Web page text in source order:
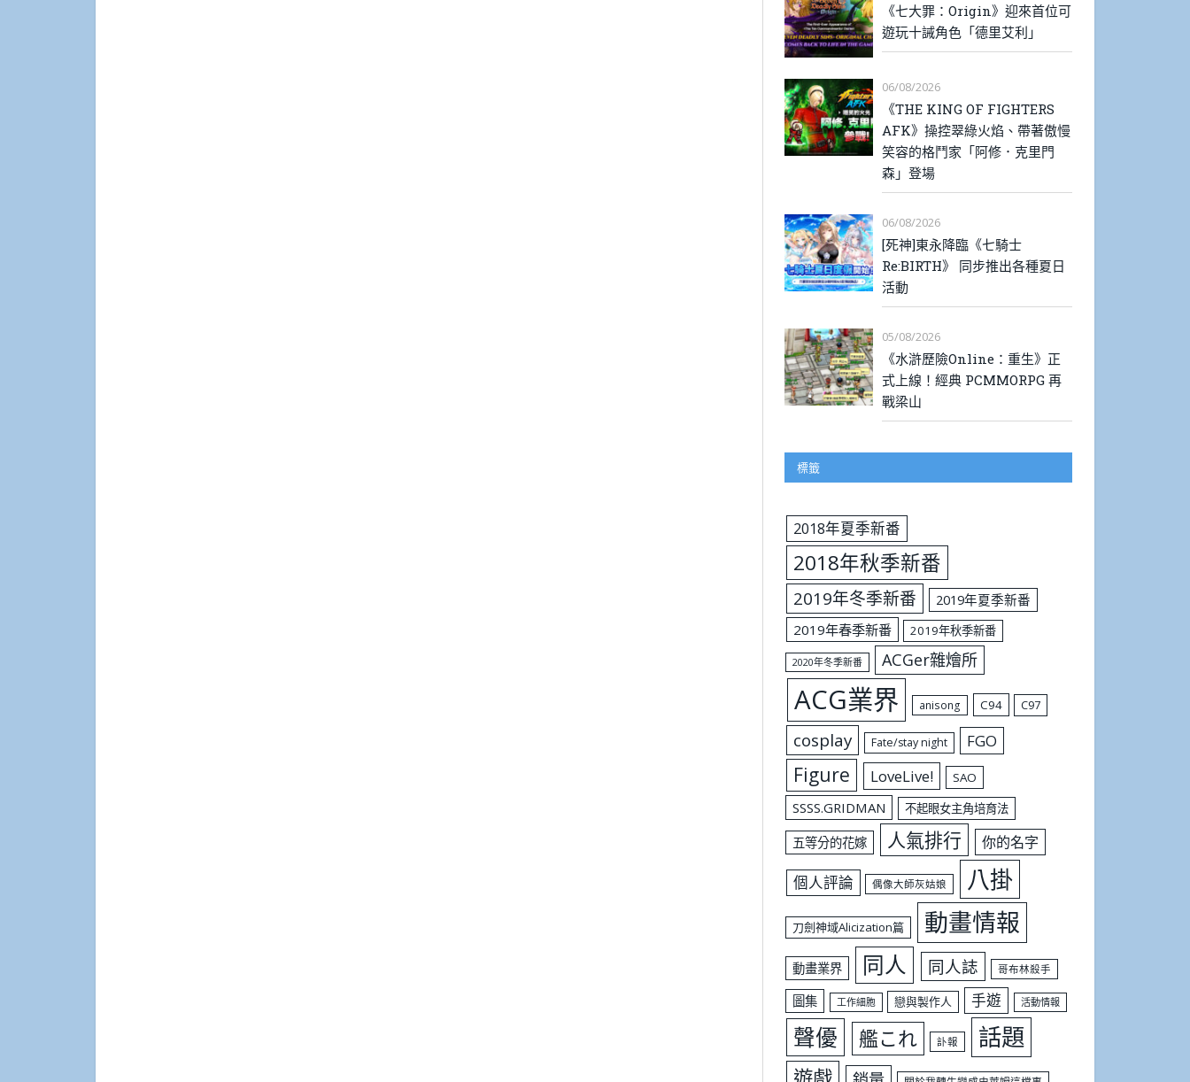
《七大罪：Origin》迎來首位可
遊玩十誡角色「德里艾利」
06/08/2026
《THE KING OF FIGHTERS
AFK》操控翠綠火焰、帶著傲慢
笑容的格鬥家「阿修．克里門
森」登場
06/08/2026
[死神]東永降臨《七騎士
Re:BIRTH》 同步推出各種夏日
活動
05/08/2026
《水滸歷險Online：重生》正
式上線！經典 PCMMORPG 再
戰梁山
標籤
2018年夏季新番
2018年秋季新番
2019年冬季新番
2019年夏季新番
2019年春季新番
2019年秋季新番
2020年冬季新番 ACGer雜燴所
ACG業界 anisong C94 C97
cosplay Fate/stay night FGO
Figure LoveLive! SAO
SSSS.GRIDMAN 不起眼女主角培育法
五等分的花嫁 人氣排行 你的名字
個人評論 偶像大師灰姑娘 八掛
刀劍神域Alicization篇 動畫情報
動畫業界 同人 同人誌 哥布林殺手
圖集 工作細胞 戀與製作人 手遊 活動情報
聲優 艦これ 訃報 話題